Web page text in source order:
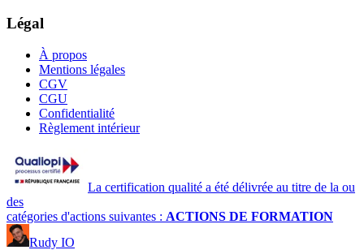
Légal
À propos
Mentions légales
CGV
CGU
Confidentialité
Règlement intérieur
La certification qualité a été délivrée au titre de la ou
des
catégories d'actions suivantes : ACTIONS DE FORMATION
Rudy IO